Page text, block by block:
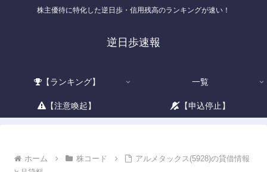
株主優待に特化した逆日歩・信用残高のランキングが速い！
逆日歩速報
【ランキング】 一覧
【注意喚起】 【申込停止】
ホーム 株コード
アルメタックス(5928)の貸借情報